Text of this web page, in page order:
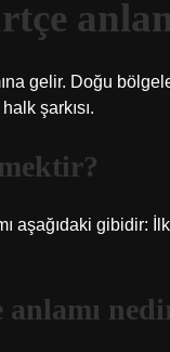
gelir. Doğu
şarkısı.
aşağıdaki gibidir: